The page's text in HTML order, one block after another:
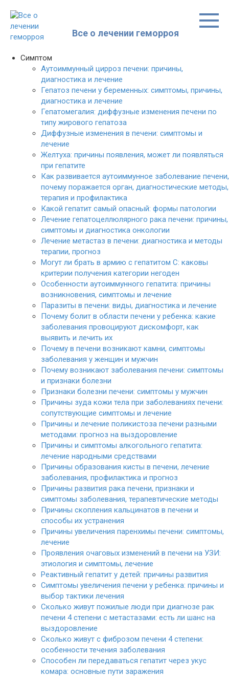
контенту
Все о лечении геморроя
Симптом
Аутоиммунный цирроз печени: причины,
диагностика и лечение
Гепатоз печени у беременных: симптомы, причины,
диагностика и лечение
Гепатомегалия: диффузные изменения печени по
типу жирового гепатоза
Диффузные изменения в печени: симптомы и
лечение
Желтуха: причины появления, может ли появляться
при гепатите
Как развивается аутоиммунное заболевание печени,
почему поражается орган, диагностические методы,
терапия и профилактика
Какой гепатит самый опасный: формы патологии
Лечение гепатоцеллюлярного рака печени: причины,
симптомы и диагностика онкологии
Лечение метастаз в печени: диагностика и методы
терапии, прогноз
Могут ли брать в армию с гепатитом С: каковы
критерии получения категории негоден
Особенности аутоиммунного гепатита: причины
возникновения, симптомы и лечение
Паразиты в печени: виды, диагностика и лечение
Почему болит в области печени у ребенка: какие
заболевания провоцируют дискомфорт, как
выявить и лечить их
Почему в печени возникают камни, симптомы
заболевания у женщин и мужчин
Почему возникают заболевания печени: симптомы
и признаки болезни
Признаки болезни печени: симптомы у мужчин
Причины зуда кожи тела при заболеваниях печени:
сопутствующие симптомы и лечение
Причины и лечение поликистоза печени разными
методами: прогноз на выздоровление
Причины и симптомы алкогольного гепатита:
лечение народными средствами
Причины образования кисты в печени, лечение
заболевания, профилактика и прогноз
Причины развития рака печени, признаки и
симптомы заболевания, терапевтические методы
Причины скопления кальцинатов в печени и
способы их устранения
Причины увеличения паренхимы печени: симптомы,
лечение
Проявления очаговых изменений в печени на УЗИ:
этиология и симптомы, лечение
Реактивный гепатит у детей: причины развития
Симптомы увеличения печени у ребенка: причины и
выбор тактики лечения
Сколько живут пожилые люди при диагнозе рак
печени 4 степени с метастазами: есть ли шанс на
выздоровление
Сколько живут с фиброзом печени 4 степени:
особенности течения заболевания
Способен ли передаваться гепатит через укус
комара: основные пути заражения